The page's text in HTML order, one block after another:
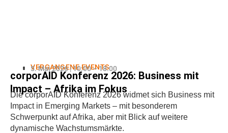
VERGANGENE EVENTS
5. Mai 2026 | 10:00 – 18:00
corporAID Konferenz 2026: Business mit
Impact – Afrika im Fokus
Die corporAID Konferenz 2026 widmet sich Business mit
Impact in Emerging Markets – mit besonderem
Schwerpunkt auf Afrika, aber mit Blick auf weitere
dynamische Wachstumsmärkte.